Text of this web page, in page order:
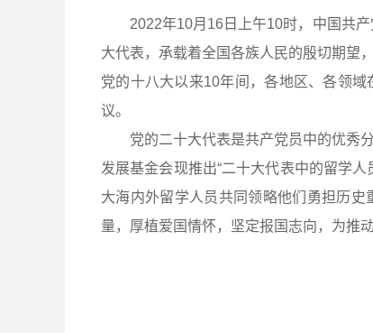
2022年10月16日上午10时，中国共
大代表，承载着全国各族人民的殷切期望
党的十八大以来10年间，各地区、各领
议。
党的二十大代表是共产党员中的优秀
发展基金会现推出“二十大代表中的留学
大海内外留学人员共同领略他们勇担历
量，厚植爱国情怀，坚定报国志向，为推